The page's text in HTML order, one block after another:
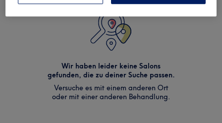
Wir haben leider keine Salons
gefunden, die zu deiner Suche passen.
Versuche es mit einem anderen Ort
oder mit einer anderen Behandlung.